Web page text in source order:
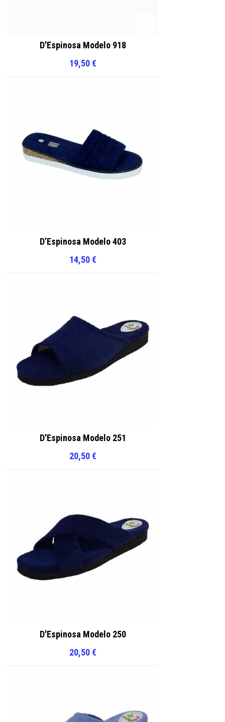
D'Espinosa Modelo 918
19,50€
D’Espinosa Modelo 403
14,50€
D'Espinosa Modelo 251
20,50€
D'Espinosa Modelo 250
20,50€